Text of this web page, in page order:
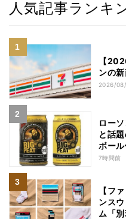
人気記事ランキ
【
ンの
2026/
ロー
と話
ボー
7時間前
【フ
ンス
ム「